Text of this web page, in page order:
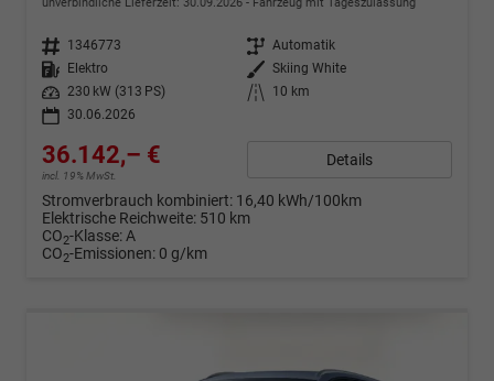
unverbindliche Lieferzeit: 30.09.2026 Fahrzeug mit Tageszulassung
Fahrzeugnr. 1346773 Getriebe Automatik
Kraftstoff
Elektro Außenfarbe Skiing White
Leistung
230 kW (313 PS) Kilometerstand
10 km
30.06.2026
36.142,– €
incl. 19% MwSt.
Details
Stromverbrauch kombiniert: 16,40 kWh/100km
Elektrische Reichweite: 510 km
CO2-Klasse:A
CO2-Emissionen: 0 g/km